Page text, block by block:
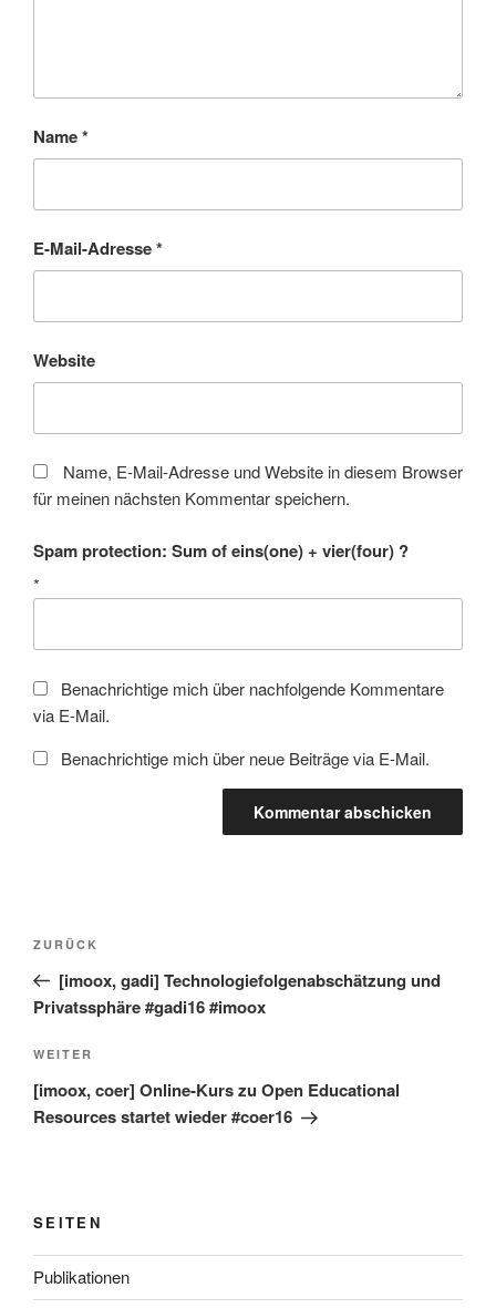
Name*
E-Mail-Adresse*
Website
Name, E-Mail-Adresse und Website in diesem Browser
für meinen nächsten Kommentar speichern.
Spam protection: Sum of eins(one) + vier(four) ?
*
Benachrichtige mich über nachfolgende Kommentare
via E-Mail.
Benachrichtige mich über neue Beiträge via E-Mail.
Beitragsnavigation
Vorheriger
Beitrag
ZURÜCK
[imoox, gadi] Technologiefolgenabschätzung und
Privatssphäre #gadi16 #imoox
Nächster
Beitrag
WEITER
[imoox, coer] Online-Kurs zu Open Educational
Resources startet wieder #coer16
SEITEN
Publikationen